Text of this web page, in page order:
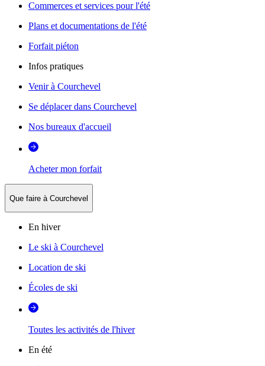
Commerces et services pour l'été
Plans et documentations de l'été
Forfait piéton
Infos pratiques
Venir à Courchevel
Se déplacer dans Courchevel
Nos bureaux d'accueil
Acheter mon forfait
Que faire à Courchevel
En hiver
Le ski à Courchevel
Location de ski
Écoles de ski
Toutes les activités de l'hiver
En été